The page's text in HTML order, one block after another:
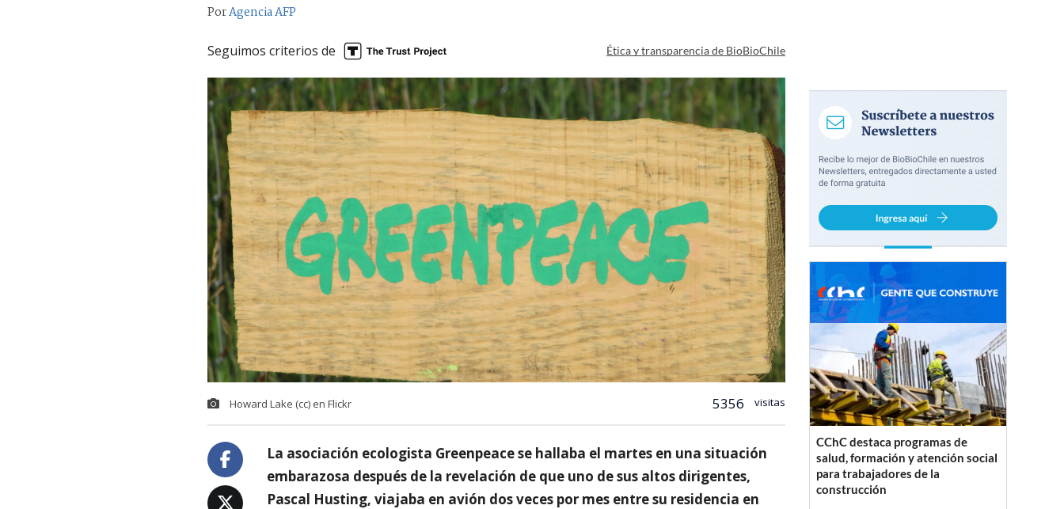
PorAgencia AFP
Seguimos criterios de Ética y transparencia de BioBioChile
Howard Lake (cc) en Flickr 5356 visitas
La asociación ecologista Greenpeace se hallaba el martes en una situación
embarazosa después de la revelación de que uno de sus altos dirigentes,
Pascal Husting, viajaba en avión dos veces por mes entre su residencia en
CChC destaca programas de
salud, formación y atención social
para trabajadores de la
construcción